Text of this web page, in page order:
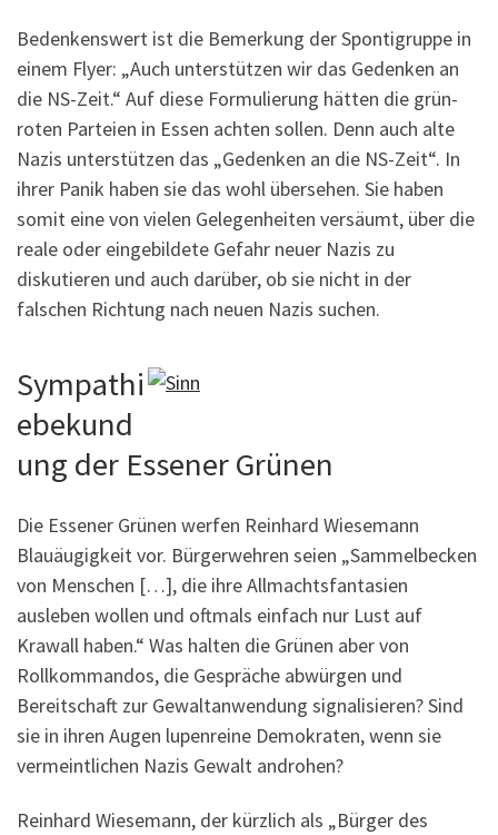
Bedenkenswert ist die Bemerkung der Spontigruppe in
einem Flyer: „Auch unterstützen wir das Gedenken an
die NS-Zeit.“ Auf diese Formulierung hätten die grün-
roten Parteien in Essen achten sollen. Denn auch alte
Nazis unterstützen das „Gedenken an die NS-Zeit“. In
ihrer Panik haben sie das wohl übersehen. Sie haben
somit eine von vielen Gelegenheiten versäumt, über die
reale oder eingebildete Gefahr neuer Nazis zu
diskutieren und auch darüber, ob sie nicht in der
falschen Richtung nach neuen Nazis suchen.
Sympathi
ebekund
ung der Essener Grünen
Die Essener Grünen werfen Reinhard Wiesemann
Blauäugigkeit vor. Bürgerwehren seien „Sammelbecken
von Menschen […], die ihre Allmachtsfantasien
ausleben wollen und oftmals einfach nur Lust auf
Krawall haben.“ Was halten die Grünen aber von
Rollkommandos, die Gespräche abwürgen und
Bereitschaft zur Gewaltanwendung signalisieren? Sind
sie in ihren Augen lupenreine Demokraten, wenn sie
vermeintlichen Nazis Gewalt androhen?
Reinhard Wiesemann, der kürzlich als „Bürger des